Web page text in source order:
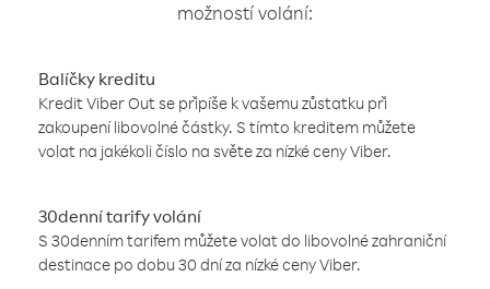
možností volání:
Balíčky kreditu
Kredit Viber Out se připíše k vašemu zůstatku při
zakoupení libovolné částky. S tímto kreditem můžete
volat na jakékoli číslo na světe za nízké ceny Viber.
30denní tarify volání
S 30denním tarifem můžete volat do libovolné zahraniční
destinace po dobu 30 dní za nízké ceny Viber.